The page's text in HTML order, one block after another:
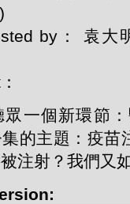
by： 袁大
眾一個新環節
的主題：疫苗
注射？我們又